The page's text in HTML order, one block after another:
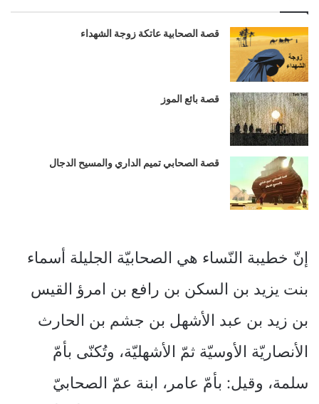
قصة الصحابية عاتكة زوجة الشهداء
قصة بائع الموز
قصة الصحابي تميم الداري والمسيح الدجال
إنّ خطيبة النّساء هي الصحابيّة الجليلة أسماء
بنت يزيد بن السكن بن رافع بن امرؤ القيس
بن زيد بن عبد الأشهل بن جشم بن الحارث
الأنصاريّة الأوسيّة ثمّ الأشهليّة، وتُكنّى بأمّ
سلمة، وقيل: بأمّ عامر، ابنة عمّ الصحابيّ